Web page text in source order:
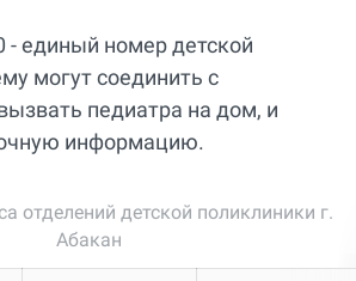
- единый номер детской
могут соединить с
педиатра на дом, и
информацию.
отделений детской поликлиники г.
Абакан